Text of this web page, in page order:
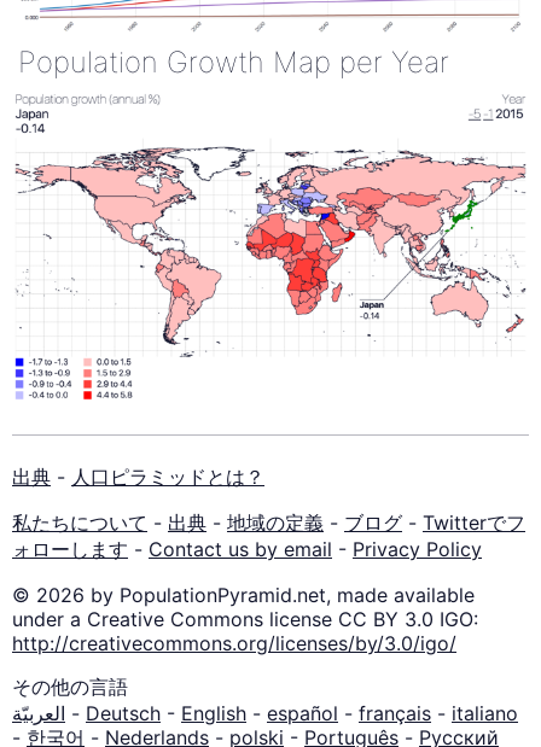
Population Growth Map per Year
出典 - 人口ピラミッドとは？
私たちについて - 出典 - 地域の定義 - ブログ - Twitterでフ
ォローします - Contact us by email - Privacy Policy
© 2026 by PopulationPyramid.net, made available
under a Creative Commons license CC BY 3.0 IGO:
http://creativecommons.org/licenses/by/3.0/igo/
その他の言語
العربيّة - Deutsch - English - español - français - italiano
- 한국어 - Nederlands - polski - Português - Русский